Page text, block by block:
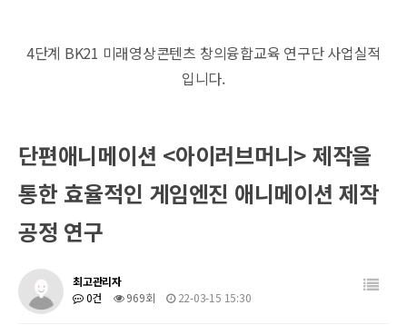
4단계 BK21 미래영상콘텐츠 창의융합교육 연구단 사업실적
입니다.
단편애니메이션 <아이러브머니> 제작을
통한 효율적인 게임엔진 애니메이션 제작
공정 연구
최고관리자
0건
969회 22-03-15 15:30